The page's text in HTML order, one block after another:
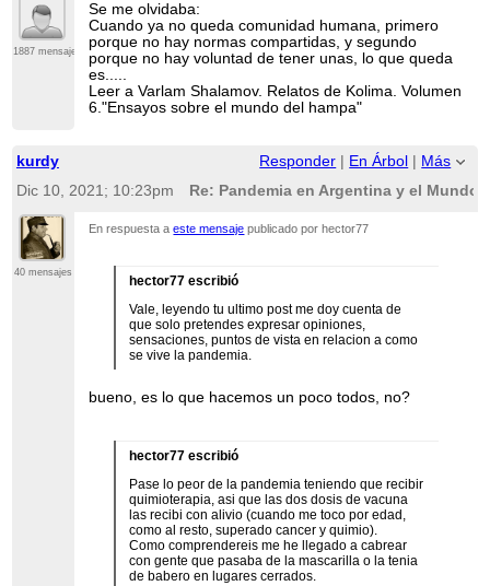
1887 mensajes
Se me olvidaba:
Cuando ya no queda comunidad humana, primero
porque no hay normas compartidas, y segundo
porque no hay voluntad de tener unas, lo que queda
es.....
Leer a Varlam Shalamov. Relatos de Kolima. Volumen
6."Ensayos sobre el mundo del hampa"
kurdy Responder En Árbol
Más
Dic 10, 2021; 10:23pm
Re: Pandemia en Argentina y el Mundo
40 mensajes
En respuesta aeste mensaje publicado por hector77
hector77 escribió
Vale, leyendo tu ultimo post me doy cuenta de
que solo pretendes expresar opiniones,
sensaciones, puntos de vista en relacion a como
se vive la pandemia.
bueno, es lo que hacemos un poco todos, no?
hector77 escribió
Pase lo peor de la pandemia teniendo que recibir
quimioterapia, asi que las dos dosis de vacuna
las recibi con alivio (cuando me toco por edad,
como al resto, superado cancer y quimio).
Como comprendereis me he llegado a cabrear
con gente que pasaba de la mascarilla o la tenia
de babero en lugares cerrados.